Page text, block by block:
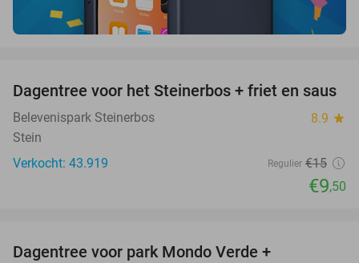
37%
Dagentree voor het Steinerbos + friet en saus
Belevenispark Steinerbos 8.9 star
Stein
Verkocht: 43.919
Regulier €15
€9,50
Dagentree voor park Mondo Verde +